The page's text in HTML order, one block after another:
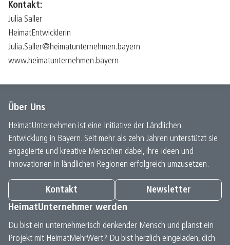
Kontakt:
Julia Saller
HeimatEntwicklerin
Julia.Saller@heimatunternehmen.bayern
www.heimatunternehmen.bayern
Über Uns
HeimatUnternehmen ist eine Initiative der Ländlichen
Entwicklung in Bayern. Seit mehr als zehn Jahren unterstützt sie
engagierte und kreative Menschen dabei, ihre Ideen und
Innovationen in ländlichen Regionen erfolgreich umzusetzen.
Kontakt
Newsletter
HeimatUnternehmer werden
Du bist ein unternehmerisch denkender Mensch und planst ein
Projekt mit HeimatMehrWert? Du bist herzlich eingeladen, dich